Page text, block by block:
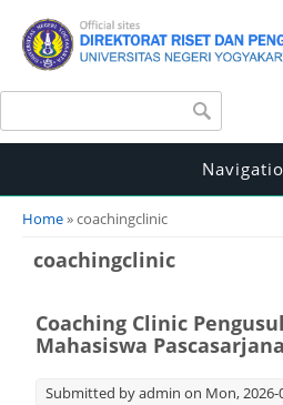
Search form
You are here
Home» coachingclinic
coachingclinic
Coaching Clinic
Mahasiswa
Submitted byadmin on Mon, 2026-